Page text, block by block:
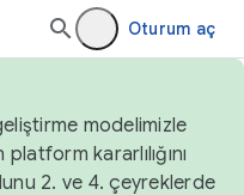
Oturum aç
modelimizle
kararlılığını
2. ve 4. çeyreklerde